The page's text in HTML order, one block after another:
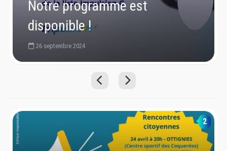
Notre programme est
disponible !
26 septembre 2024
2